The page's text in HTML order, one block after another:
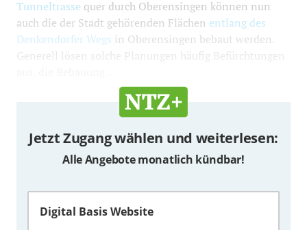
Tunneltrasse quer durch Oberensingen können nun
auch die der Stadt gehörenden Flächen entlang des
Denkendorfer Wegs in Oberensingen bebaut werden.
Generell lösen solche Planungen häufig Befürchtungen
Jetzt Zugang wählen und weiterlesen:
Alle Angebote monatlich kündbar!
Digital Basis Website